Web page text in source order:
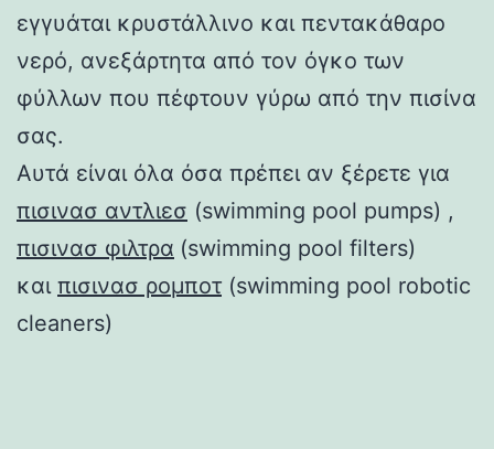
εγγυάται κρυστάλλινο και πεντακάθαρο
νερό, ανεξάρτητα από τον όγκο των
φύλλων που πέφτουν γύρω από την πισίνα
σας.
Αυτά είναι όλα όσα πρέπει αν ξέρετε για
πισινασ αντλιεσ (swimming pool pumps) ,
πισινασ φιλτρα (swimming pool filters)
και πισινασ ρομποτ (swimming pool robotic
cleaners)